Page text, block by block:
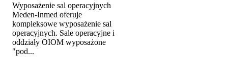
Wyposażenie sal operacyjnych
Meden-Inmed oferuje
kompleksowe wyposażenie sal
operacyjnych. Sale operacyjne i
oddziały OIOM wyposażone
"pod...